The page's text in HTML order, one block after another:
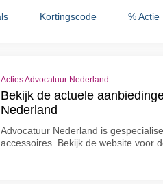
Kortingscode % Actie
Acties Advocatuur Nederland
Bekijk de actuele
Nederland
Advocatuur Nederland is
accessoires. Bekijk de website voor